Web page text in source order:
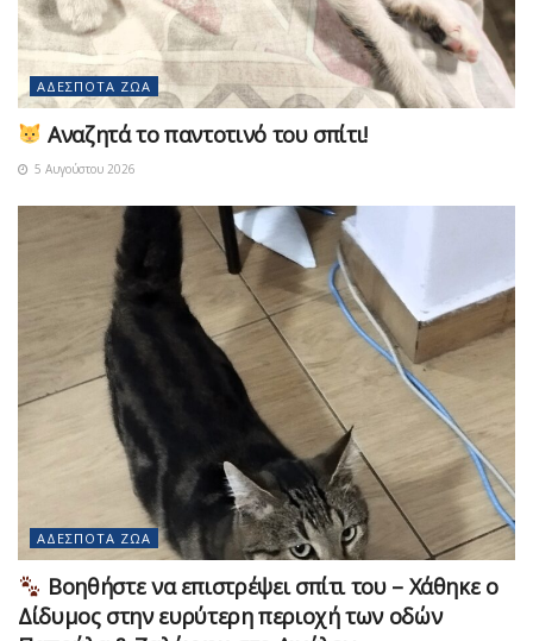
ΑΔΈΣΠΟΤΑ ΖΏΑ
Αναζητά το παντοτινό του σπίτι!
5 Αυγούστου 2026
ΑΔΈΣΠΟΤΑ ΖΏΑ
Βοηθήστε να επιστρέψει σπίτι του – Χάθηκε ο
Δίδυμος στην ευρύτερη περιοχή των οδών